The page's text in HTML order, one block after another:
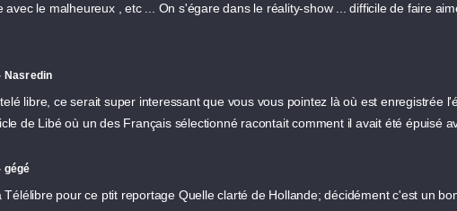
avec le malheureux , etc ... On s'égare dans le réality-show ... difficile de faire
Nasredin
libre, ce serait super interessant que vous vous pointez là où est enregistrée
de Libé où un des Français sélectionné racontait comment il avait été épuisé
gégé
Télélibre pour ce ptit reportage Quelle clarté de Hollande; décidément c'est un